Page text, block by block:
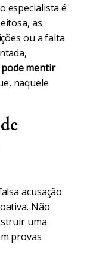
especialista é
as
ou a falta
mentir
naquele
acusação
Não
uma
provas